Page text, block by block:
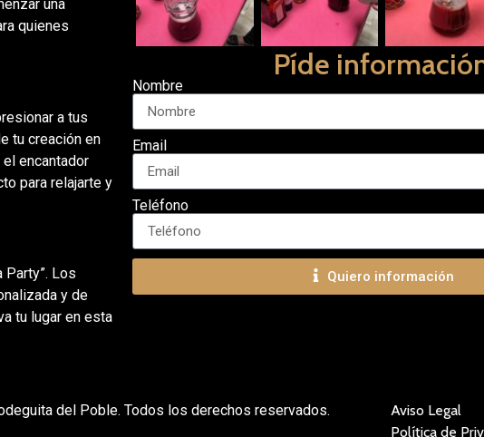
una
quienes
a tus
tu creación en
encantador
para relajarte y
Party”. Los
y de
tu lugar en esta
Píde
Nombre
Email
Teléfono
Quiero información
del Poble. Todos los derechos reservados.
Aviso Legal
Política de